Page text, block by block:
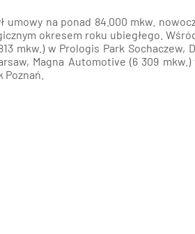
umowy na ponad 84.000 mkw.
okresem roku ubiegłego.
mkw.) w Prologis Park Sochaczew,
Magna Automotive (6 309
Poznań